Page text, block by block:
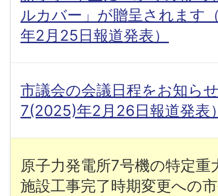
ルカバー」が贈呈されます
年2月25日報道発表）
市議会の会議日程をお知ら
7(2025)年2月26日報道発表
原子力発電所7号機の特定重
施設工事完了時期変更への